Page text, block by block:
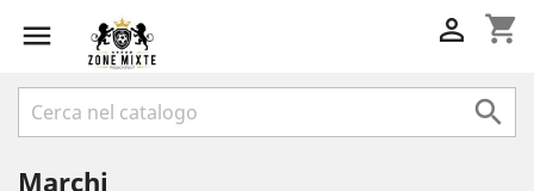
 shopping_cart


Marchi